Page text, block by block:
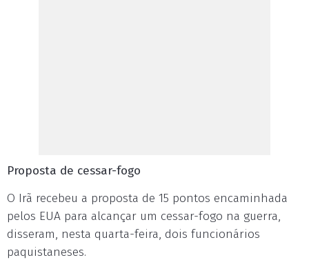
Proposta de cessar-fogo
O Irã recebeu a proposta de 15 pontos encaminhada
pelos EUA para alcançar um cessar-fogo na guerra,
disseram, nesta quarta-feira, dois funcionários
paquistaneses.